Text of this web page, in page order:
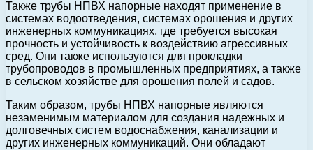
Также трубы НПВХ напорные находят применение в
системах водоотведения, системах орошения и других
инженерных коммуникациях, где требуется высокая
прочность и устойчивость к воздействию агрессивных
сред. Они также используются для прокладки
трубопроводов в промышленных предприятиях, а также
в сельском хозяйстве для орошения полей и садов.
Таким образом, трубы НПВХ напорные являются
незаменимым материалом для создания надежных и
долговечных систем водоснабжения, канализации и
других инженерных коммуникаций. Они обладают